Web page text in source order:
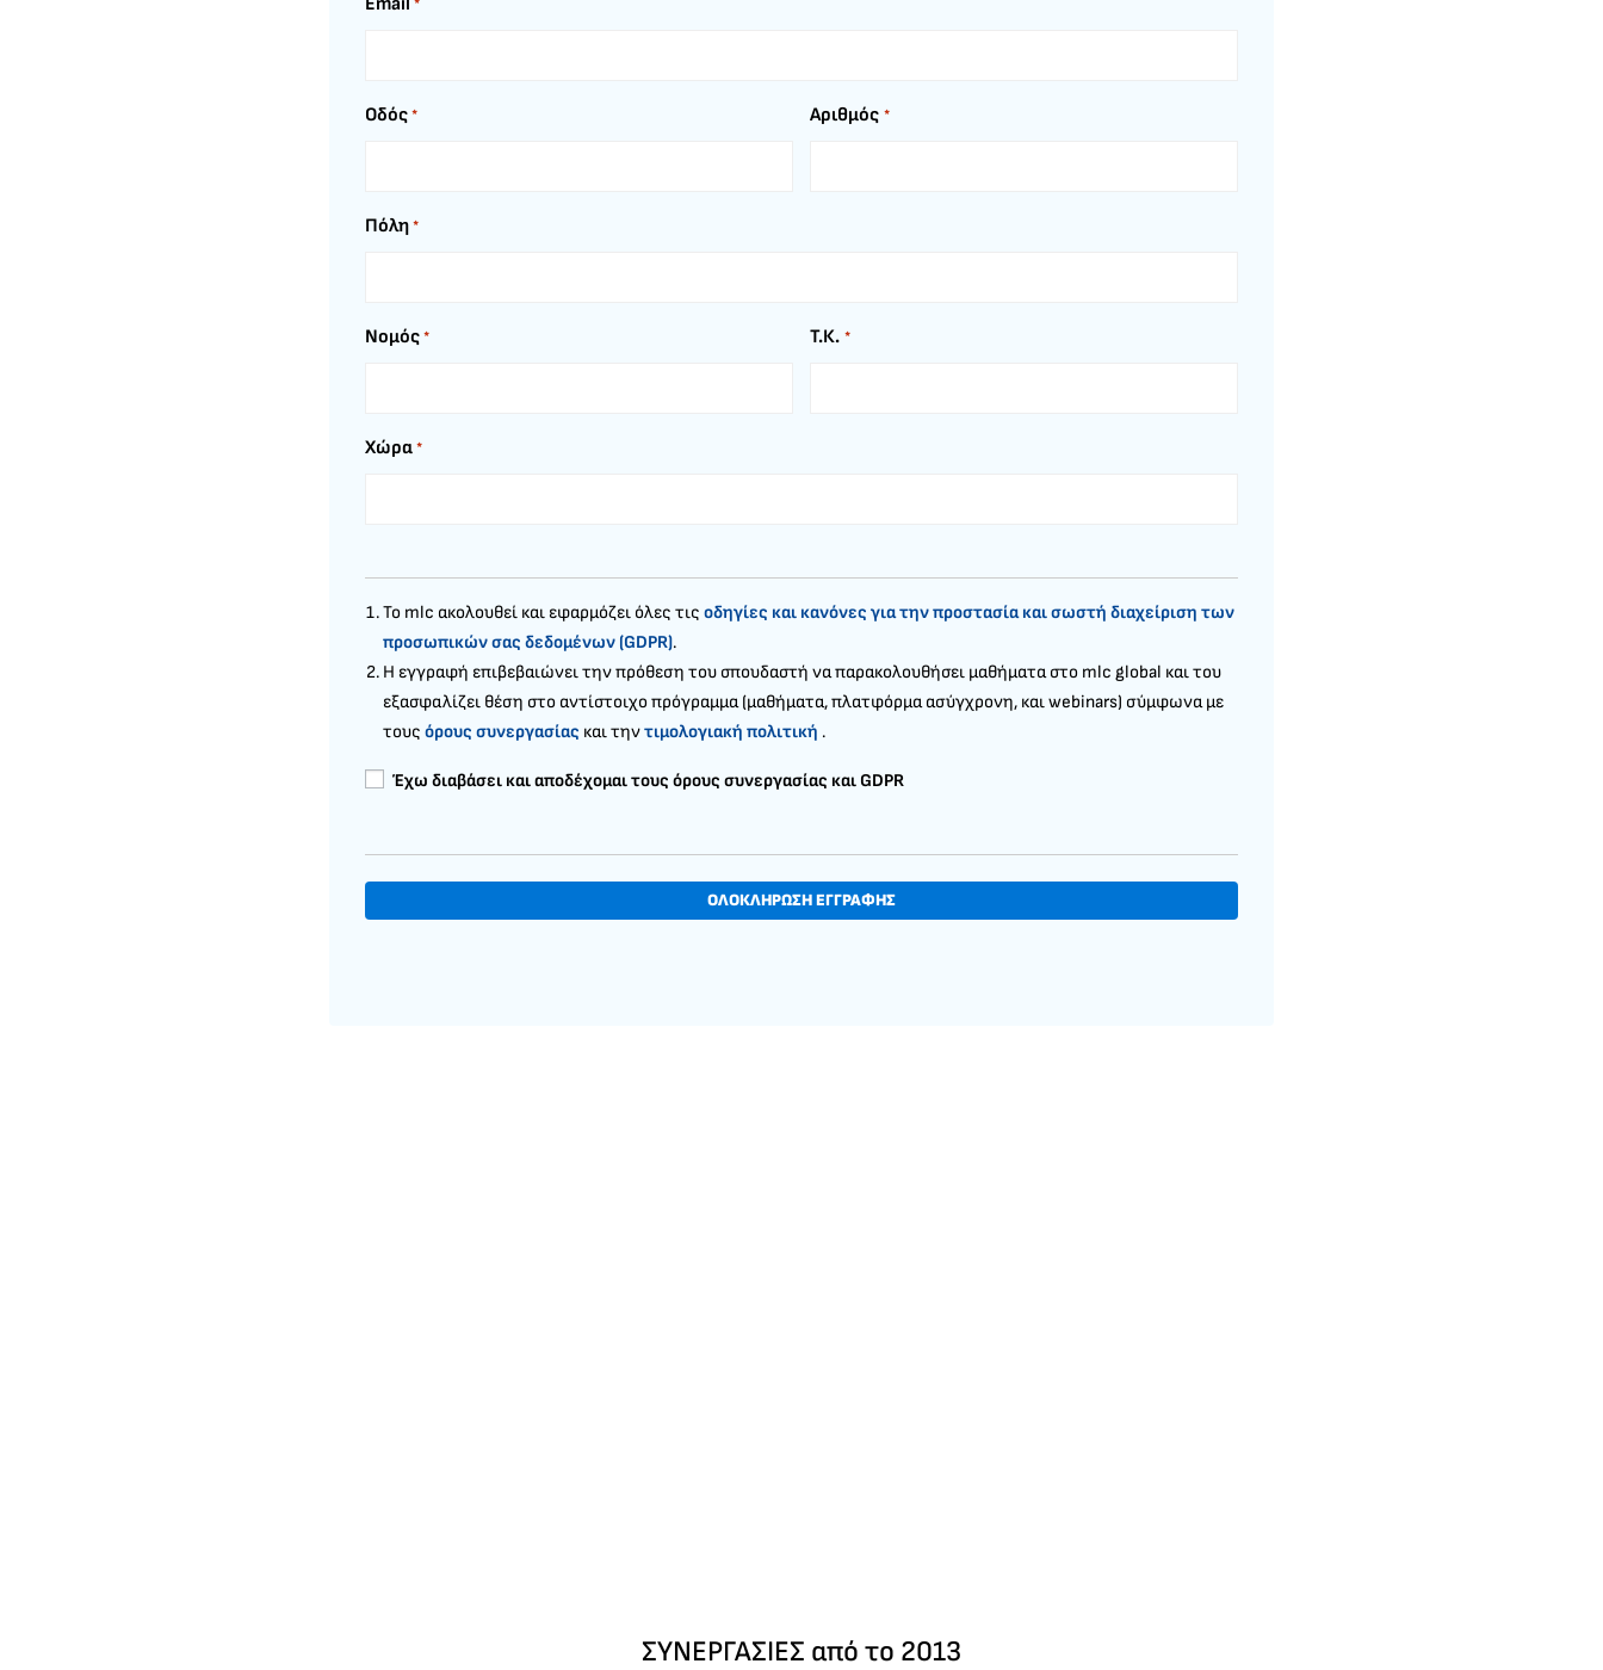
*
Οδός * Αριθμός *
Πόλη *
Νομός * Τ.Κ. *
Χώρα *
To mlc ακολουθεί και εφαρμόζει όλες τις οδηγίες και κανόνες για την προστασία και σωστή διαχείριση των
προσωπικών σας δεδομένων (GDPR).
H εγγραφή επιβεβαιώνει την πρόθεση του σπουδαστή να παρακολουθήσει μαθήματα στο mlc global και του
εξασφαλίζει θέση στο αντίστοιχο πρόγραμμα (μαθήματα, πλατφόρμα ασύγχρονη, και webinars) σύμφωνα με
τους όρους συνεργασίας και τηντιμολογιακή πολιτική .
Έχω διαβάσει και αποδέχομαι τους όρους συνεργασίας και GDPR
ΣΥΝΕΡΓΑΣΙΕΣ από το 2013